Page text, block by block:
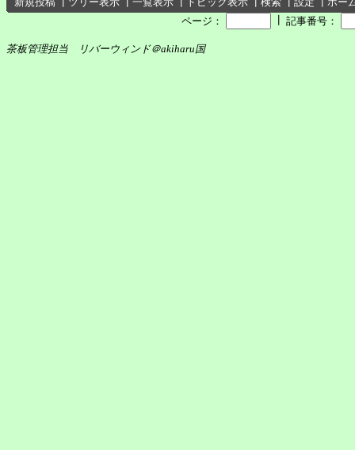
ページ：
記事番号：
茶板管理担当 リバーウィンド＠akiharu国